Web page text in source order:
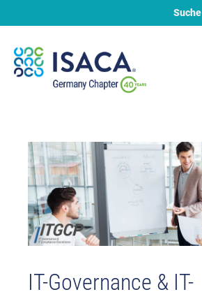
Suche
IT-Governance & IT-